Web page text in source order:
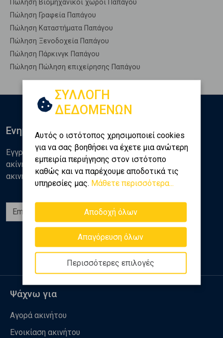
Πώληση Βιομηχανικοί χώροι Παπάγου
Πώληση Γραφεία Παπάγου
Πώληση Καταστήματα Παπάγου
Πώληση Ξενοδοχεία Παπάγου
Πώληση Πάρκινγκ Παπάγου
Πώληση Πώληση επιχείρησης Παπάγου
ΣΥΛΛΟΓΗ
ΔΕΔΟΜΕΝΩΝ
Αυτός ο ιστότοπος χρησιμοποιεί cookies
για να σας βοηθήσει να έχετε μια ανώτερη
εμπειρία περιήγησης στον ιστότοπο
καθώς και να παρέχουμε αποδοτικά τις
υπηρεσίες μας. Μάθετε περισσότερα...
Αποδοχή όλων
Απαγόρευση όλων
Περισσότερες επιλογές
Ενημερωθείτε
Εγγραφείτε στο newsletter της Golden Home για νέα
ακίνητα, αναλύσεις και διάφορα θέματα της αγοράς
ακινήτων
Εγγραφή
Ακολουθήστε μας
Ψάχνω για
Αγορά ακινήτου
Ενοικίαση ακινήτου